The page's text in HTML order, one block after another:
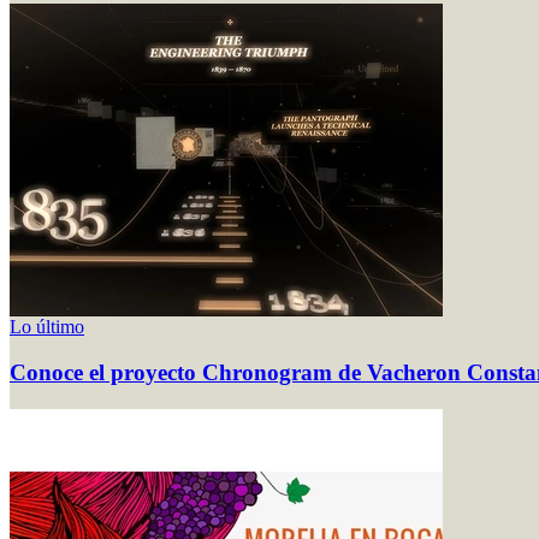
Lo último
Conoce el proyecto Chronogram de Vacheron